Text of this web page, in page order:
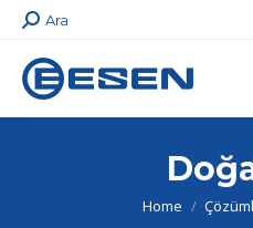
Search:
Ara
You are here:
Home